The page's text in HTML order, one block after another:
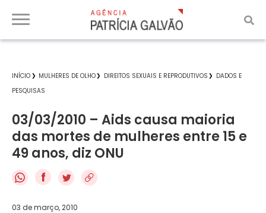
INÍCIO MULHERES DE OLHO DIREITOS SEXUAIS E REPRODUTIVOS
DADOS E
PESQUISAS
03/03/2010 – Aids causa maioria
das mortes de mulheres entre 15 e
49 anos, diz ONU
f
03 de março, 2010